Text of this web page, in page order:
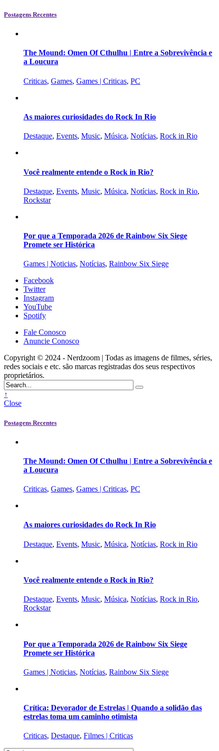
Postagens Recentes
The Mound: Omen Of Cthulhu | Entre a Sobrevivência e
a Loucura
Criticas, Games, Games | Criticas, PC
As maiores curiosidades do Rock In Rio
Destaque, Events, Music, Música, Notícias, Rock in Rio
Você realmente entende o Rock in Rio?
Destaque, Events, Music, Música, Notícias, Rock in Rio,
Rockstar
Por que a Temporada 2026 de Rainbow Six Siege
Promete ser Histórica
Games | Noticias, Notícias, Rainbow Six Siege
Facebook
Twitter
Instagram
YouTube
Spotify
Fale Conosco
Anuncie Conosco
Copyright © 2024 - Nerdzoom | Todas as imagens de filmes, séries,
redes sociais e etc. são marcas registradas dos seus respectivos
proprietários.
↑
Close
Postagens Recentes
The Mound: Omen Of Cthulhu | Entre a Sobrevivência e
a Loucura
Criticas, Games, Games | Criticas, PC
As maiores curiosidades do Rock In Rio
Destaque, Events, Music, Música, Notícias, Rock in Rio
Você realmente entende o Rock in Rio?
Destaque, Events, Music, Música, Notícias, Rock in Rio,
Rockstar
Por que a Temporada 2026 de Rainbow Six Siege
Promete ser Histórica
Games | Noticias, Notícias, Rainbow Six Siege
Crítica: Devorador de Estrelas | Quando a solidão das
estrelas toma um caminho otimista
Criticas, Destaque, Filmes | Criticas